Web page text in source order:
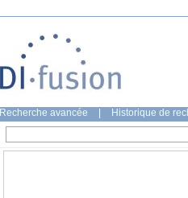
Recherche avancée Historique de